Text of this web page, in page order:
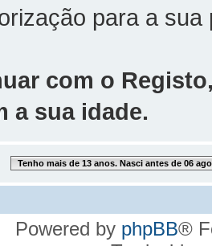
para a sua
com o
a sua idade.
Tenho mais de 13 anos. Nasci antes de 06 ago
Powered by phpBB®